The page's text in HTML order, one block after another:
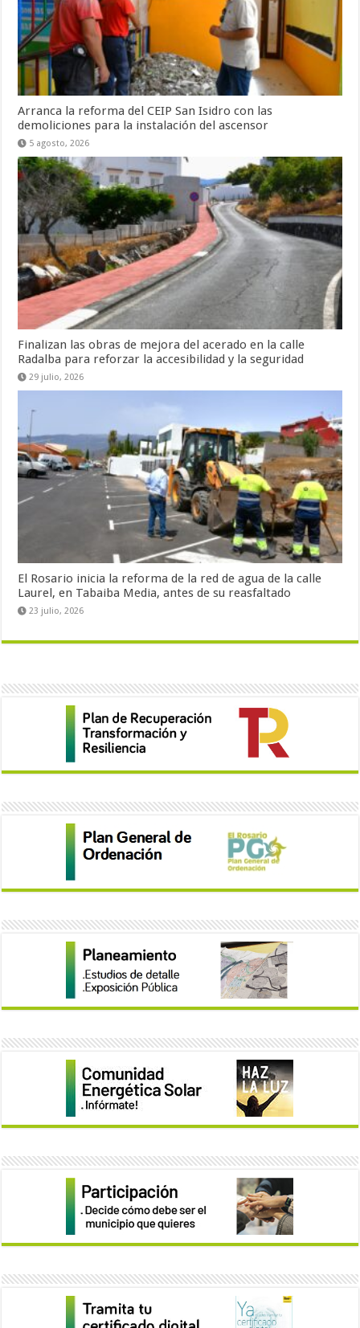
Arranca la reforma del CEIP San Isidro con las
demoliciones para la instalación del ascensor
5 agosto, 2026
Finalizan las obras de mejora del acerado en la calle
Radalba para reforzar la accesibilidad y la seguridad
29 julio, 2026
El Rosario inicia la reforma de la red de agua de la calle
Laurel, en Tabaiba Media, antes de su reasfaltado
23 julio, 2026